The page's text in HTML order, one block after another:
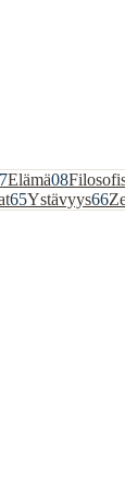
Elämä08
65Ystävyys66